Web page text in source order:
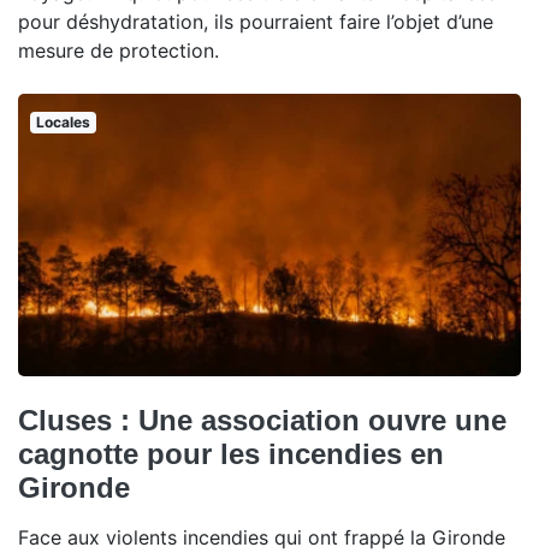
pour déshydratation, ils pourraient faire l’objet d’une
mesure de protection.
Locales
Cluses : Une association ouvre une
cagnotte pour les incendies en
Gironde
Face aux violents incendies qui ont frappé la Gironde